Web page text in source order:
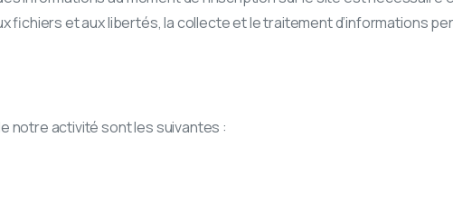
fichiers et aux libertés, la collecte et le traitement d’informations
notre activité sont les suivantes :